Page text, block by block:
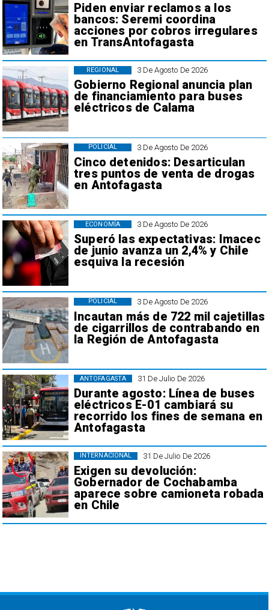
Piden enviar reclamos a los
bancos: Seremi coordina
acciones por cobros irregulares
en TransAntofagasta
3 De Agosto De 2026
Gobierno Regional anuncia plan
de financiamiento para buses
eléctricos de Calama
REGIONAL
3 De Agosto De 2026
Cinco detenidos: Desarticulan
tres puntos de venta de drogas
en Antofagasta
POLICIAL
3 De Agosto De 2026
Superó las expectativas: Imacec
de junio avanza un 2,4% y Chile
esquiva la recesión
ECONOMÍA
3 De Agosto De 2026
Incautan más de 722 mil cajetillas
de cigarrillos de contrabando en
la Región de Antofagasta
POLICIAL
31 De Julio De 2026
Durante agosto: Línea de buses
eléctricos E-01 cambiará su
recorrido los fines de semana en
Antofagasta
ANTOFAGASTA
31 De Julio De 2026
Exigen su devolución:
Gobernador de Cochabamba
aparece sobre camioneta robada
en Chile
INTERNACIONAL